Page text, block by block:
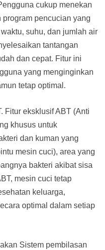
cukup menekan
pencucian yang
suhu, dan jumlah air
tantangan
dan cepat. Fitur ini
yang menginginkan
tetap optimal.
Fitur eksklusif ABT (Anti
khusus untuk
dan kuman yang
mesin cuci), area yang
bakteri akibat sisa
mesin cuci tetap
keluarga,
optimal dalam setiap
Sistem pembilasan